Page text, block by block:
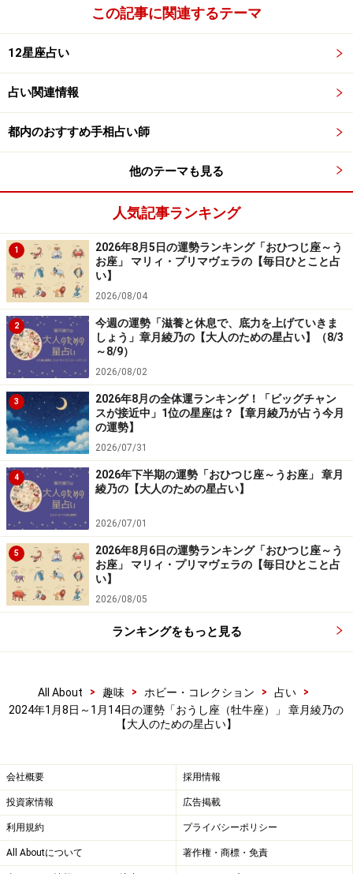
この記事に関連するテーマ
12星座占い
占い関連情報
都内のおすすめ手相占い師
他のテーマも見る
人気記事ランキング
1
2026年8月5日の運勢ランキング「おひつじ座～う
お座」 マリィ・プリマヴェラの【毎日ひとこと占
い】
2026/08/04
2
今週の運勢「滋養と休息で、底力を上げていきま
しょう」章月綾乃の【大人のための星占い】（8/3
～8/9）
2026/08/02
3
2026年8月の全体運ランキング！「ビッグチャン
スが接近中」1位の星座は？【章月綾乃が占う今月
の運勢】
2026/07/31
4
2026年下半期の運勢「おひつじ座～うお座」 章月
綾乃の【大人のための星占い】
2026/07/01
5
2026年8月6日の運勢ランキング「おひつじ座～う
お座」 マリィ・プリマヴェラの【毎日ひとこと占
い】
2026/08/05
ランキングをもっと見る
All About > 趣味 > ホビー・コレクション > 占い
>
2024年1月8日～1月14日の運勢「おうし座（牡牛座）」 章月綾乃の
【大人のための星占い】
会社概要 採用情報
投資家情報 広告掲載
利用規約 プライバシーポリシー
All Aboutについて 著作権・商標・免責